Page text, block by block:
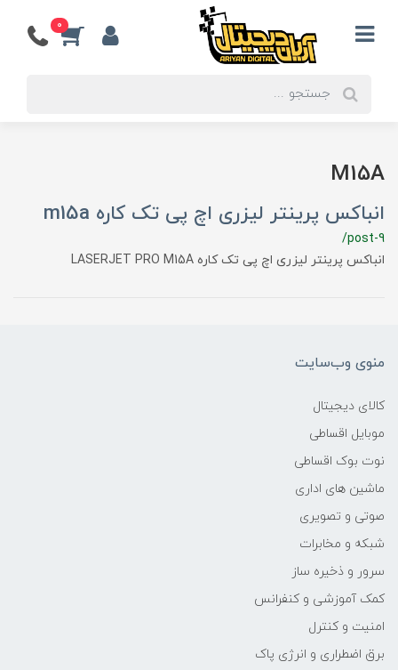
0
M15A
انباکس پرینتر لیزری اچ پی تک کاره m15a
/post-9
انباکس پرینتر لیزری اچ پی تک کاره LASERJET PRO M15A
منوی وب‌سایت
کالای دیجیتال
موبایل اقساطی
نوت بوک اقساطی
ماشین های اداری
صوتی و تصویری
شبکه و مخابرات
سرور و ذخیره ساز
کمک آموزشی و کنفرانس
امنیت و کنترل
برق اضطراری و انرژی پاک